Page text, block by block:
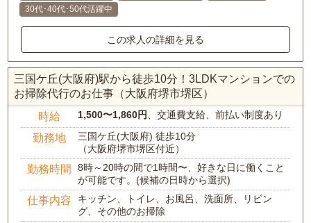
30代･40代･50代活躍中
この求人の詳細を見る
三国ケ丘(大阪府)駅から徒歩10分！3LDKマンションでの
お掃除代行のお仕事（大阪府堺市堺区）
時給 1,500〜1,860円 、交通費支給、前払い制度あり
勤務地
三国ケ丘(大阪府) 徒歩10分
（大阪府堺市堺区付近）
勤務時間
8時～20時の間で1時間〜、好きな日に働くこと
が可能です。(候補の日時から選択)
仕事内容
キッチン、トイレ、お風呂、洗面所、リビン
グ、その他のお掃除